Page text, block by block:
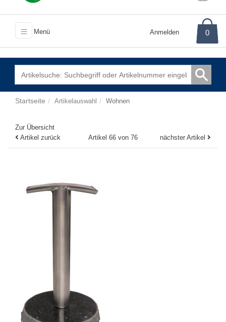
Menü Anmelden 0
Startseite Artikelauswahl Wohnen
Zur Übersicht
Artikel zurück
Artikel 66 von 76 nächster Artikel